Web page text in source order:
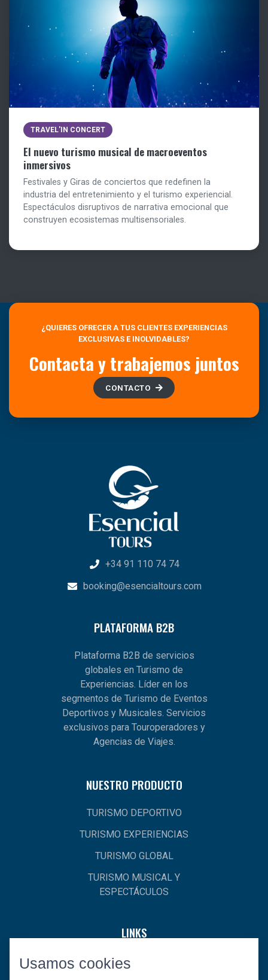
TRAVEL'IN CONCERT
El nuevo turismo musical de macroeventos
inmersivos
Festivales y Giras de conciertos que redefinen la
industria del entretenimiento y el turismo experiencial.
Espectáculos disruptivos de narrativa emocional que
construyen ecosistemas multisensoriales.
¿QUIERES OFRECER A TUS CLIENTES EXPERIENCIAS
EXCLUSIVAS E INOLVIDABLES?
Contacta y trabajemos juntos
CONTACTO
+34 91 110 74 74
booking@esencialtours.com
PLATAFORMA B2B
Plataforma B2B de servicios
globales en Turismo de
Experiencias. Líder en los
segmentos de Turismo de Eventos
Deportivos y Musicales. Servicios
exclusivos para Touroperadores y
Agencias de Viajes.
NUESTRO PRODUCTO
TURISMO DEPORTIVO
TURISMO EXPERIENCIAS
TURISMO GLOBAL
TURISMO MUSICAL Y
ESPECTÁCULOS
LINKS
INICIO
Usamos cookies